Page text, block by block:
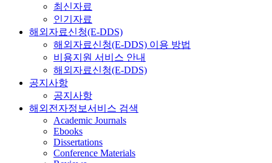
최신자료
인기자료
해외자료신청(E-DDS)
해외자료신청(E-DDS) 이용 방법
비용지원 서비스 안내
해외자료신청(E-DDS)
공지사항
공지사항
해외전자정보서비스 검색
Academic Journals
Ebooks
Dissertations
Conference Materials